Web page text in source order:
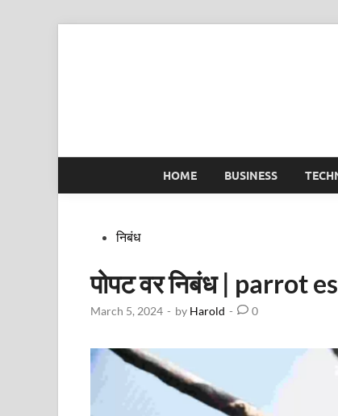
HOME BUSINESS
Postedनिबंध
पोपट वर निबंध | parrot
March 5, 2024 - by Harold - 0